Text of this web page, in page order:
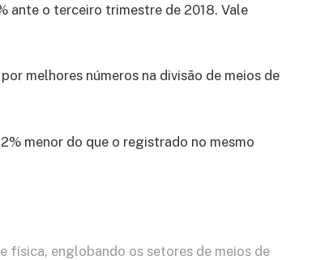
ante o terceiro trimestre de 2018. Vale
melhores números na divisão de meios de
menor do que o registrado no mesmo
física, englobando os setores de meios de